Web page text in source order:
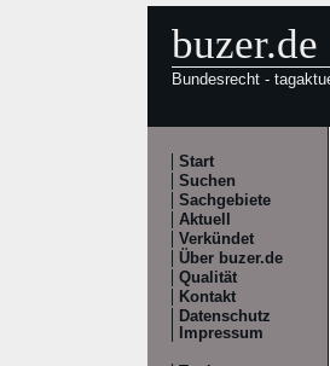
buzer.de
Bundesrecht -
Start
Suchen
Sachgebiete
Aktuell
Verkündet
Über buzer.de
Qualität
Kontakt
Datenschutz
Impressum